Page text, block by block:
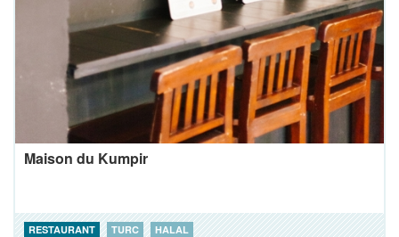
Maison du Kumpir
RESTAURANT TURC HALAL